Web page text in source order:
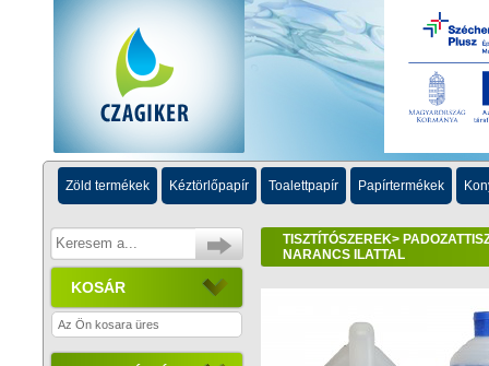
Zöld termékek Kéztörlőpapír Toalettpapír Papírtermékek
KOSÁR
Az Ön kosara üres
TISZTÍTÓSZEREK>
NARANCS ILATTAL